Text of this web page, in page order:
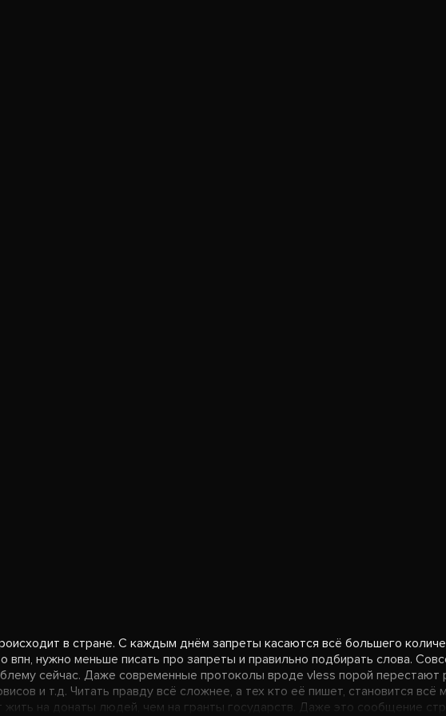
в стране. С каждым днём запреты касаются всё большего
впн, нужно меньше писать про запреты и правильно подбирать слова.
сейчас. Даже современные протоколы вроде vless порой перестают
и т.д. Читать правду всё сложнее, а тех кто её пишет, становится
на донаты людей, чем на гранты государств. Даже это сообщение